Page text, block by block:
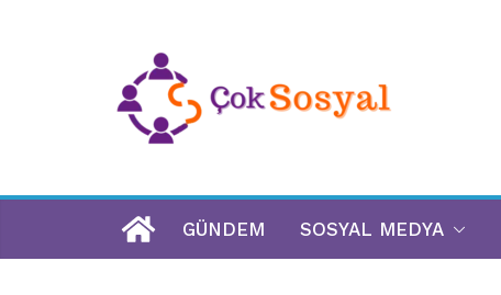
GÜNDEM SOSYAL MEDYA